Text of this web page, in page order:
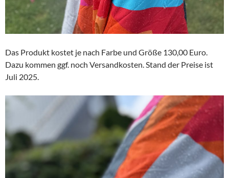
Das Produkt kostet je nach Farbe und Größe 130,00 Euro.
Dazu kommen ggf. noch Versandkosten. Stand der Preise ist
Juli 2025.